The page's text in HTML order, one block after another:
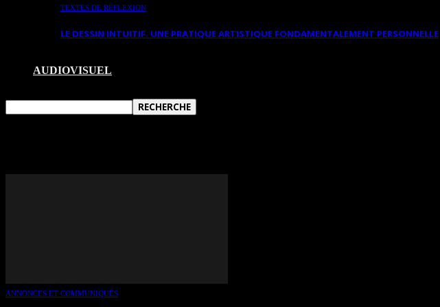
TEXTES DE RÉFLEXION
LE DESSIN INTUITIF. UNE PRATIQUE ARTISTIQUE FONDAMENTALEMENT PERSONNELLE
AUDIOVISUEL
ANNONCES ET COMMUNIQUÉS